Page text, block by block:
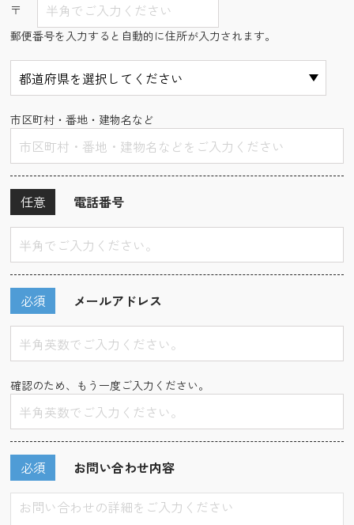
〒
郵便番号を入力すると自動的に住所が入力されます。
市区町村・番地・建物名など
電話番号
任意
メールアドレス
必須
確認のため、もう一度ご入力ください。
お問い合わせ内容
必須